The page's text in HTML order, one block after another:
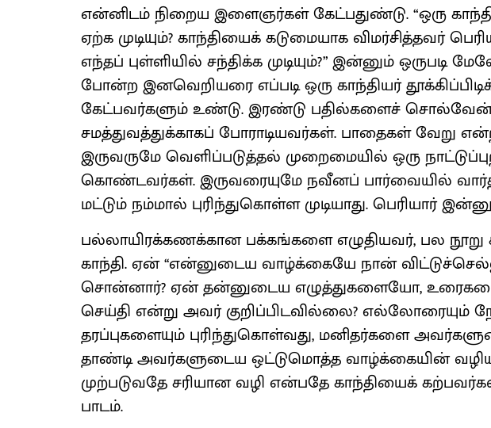
என்னிடம் நிறைய இளைஞர்கள் கேட்பதுண்டு. “ஒரு
ஏற்க முடியும்? காந்தியைக் கடுமையாக விமர்சித்தவர்
எந்தப் புள்ளியில் சந்திக்க முடியும்?” இன்னும் ஒருபடி
போன்ற இனவெறியரை எப்படி ஒரு காந்தியர்
கேட்பவர்களும் உண்டு. இரண்டு பதில்களைச் சொல்வேன்.
சமத்துவத்துக்காகப் போராடியவர்கள். பாதைகள் வேறு
இருவருமே வெளிப்படுத்தல் முறைமையில் ஒரு
கொண்டவர்கள். இருவரையுமே நவீனப் பார்வையில்
மட்டும் நம்மால் புரிந்துகொள்ள முடியாது. பெரியார்
பல்லாயிரக்கணக்கான பக்கங்களை எழுதியவர், பல
காந்தி. ஏன் ‘‘என்னுடைய வாழ்க்கையே நான்
சொன்னார்? ஏன் தன்னுடைய எழுத்துகளையோ,
செய்தி என்று அவர் குறிப்பிடவில்லை? எல்லோரையும்
தரப்புகளையும் புரிந்துகொள்வது, மனிதர்களை
தாண்டி அவர்களுடைய ஒட்டுமொத்த வாழ்க்கையின்
முற்படுவதே சரியான வழி என்பதே காந்தியைக்
பாடம்.